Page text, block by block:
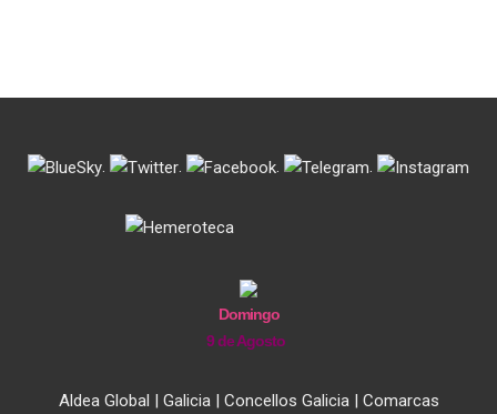
. . . .
Domingo
9 de Agosto
Aldea Global | Galicia| Concellos Galicia| Comarcas